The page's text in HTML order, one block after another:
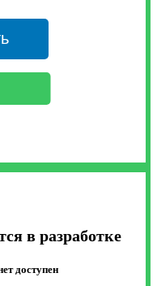
в разработке
доступен